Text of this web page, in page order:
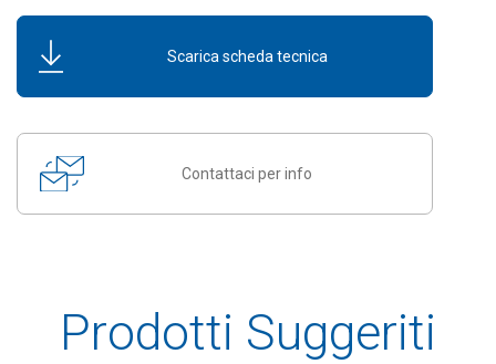
Scarica scheda tecnica
Contattaci per info
Prodotti Suggeriti